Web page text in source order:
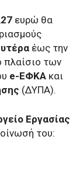
ευρώ θα
έως την
πλαίσιο των
e-ΕΦΚΑ και
(ΔΥΠΑ).
Εργασίας
του: